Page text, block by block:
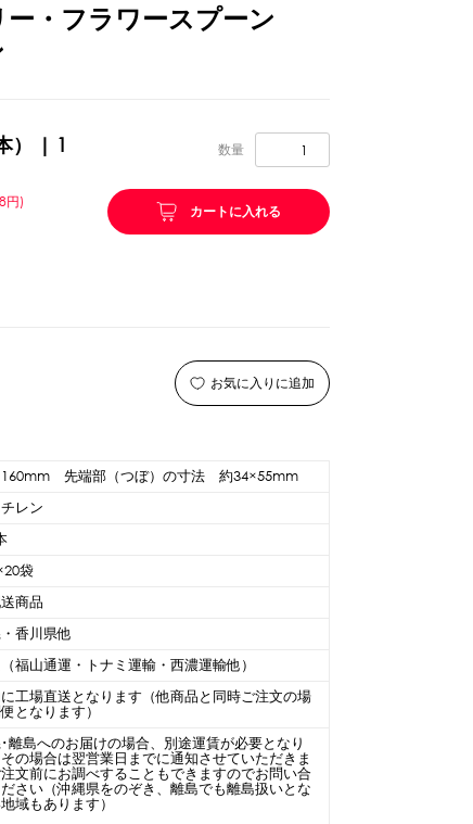
シロップ
グ等
・フラワースプーン
） | 1
円)
数量
カートに入れる
お気に入りに追加
先端部（つぼ）の寸法 約34×55mm
レン
袋
商品
香川県他
福山通運・トナミ運輸・西濃運輸他）
工場直送となります（他商品と同時ご注文の場
となります）
離島へのお届けの場合、別途運賃が必要となり
の場合は翌営業日までに通知させていただきま
文前にお調べすることもできますのでお問い合
さい（沖縄県をのぞき、離島でも離島扱いとな
域もあります）